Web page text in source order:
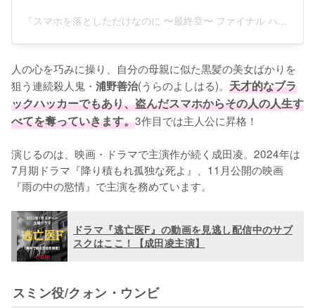
『スマホを落としただけなのに 〜最終章〜 ファイナル ハッキング ゲーム』(@sumaho_otoshita_final)がシェアした投稿
人の心を巧みに操り、自分の母親に似た黒髪の美女ばかりを
狙う連続殺人鬼・ 浦野善治(うらのよしはる)。 天才的なブラ
ックハッカーでもあり、盗んだスマホからその人の人生す
べてを奪っていきます。3作目では主人公に昇格！
演じるのは、映画・ドラマで主演作が続く成田凌。2024年は
7月期ドラマ『降り積もれ孤独な死よ』、11月公開の映画
『雨の中の慾情』で主演を務めています。
ドラマ『逃亡医F』の動画を見逃し配信中のサブ
スクはここ！【成田凌主演】
スミン役/クォン・ウンビ